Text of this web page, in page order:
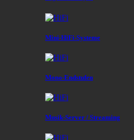
Mini-HiFi-Systeme
Mono-Endstufen
Musik-Server / Streaming